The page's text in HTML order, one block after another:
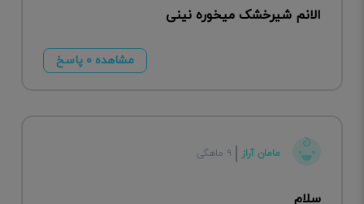
الانم شیرخشک میخوره نینی
مشاهده ۰ پاسخ
مامان آراز ۹ ماهگی
سلام